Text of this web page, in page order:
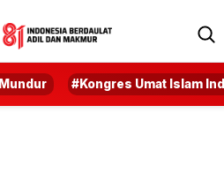
#Kongres Umat Islam